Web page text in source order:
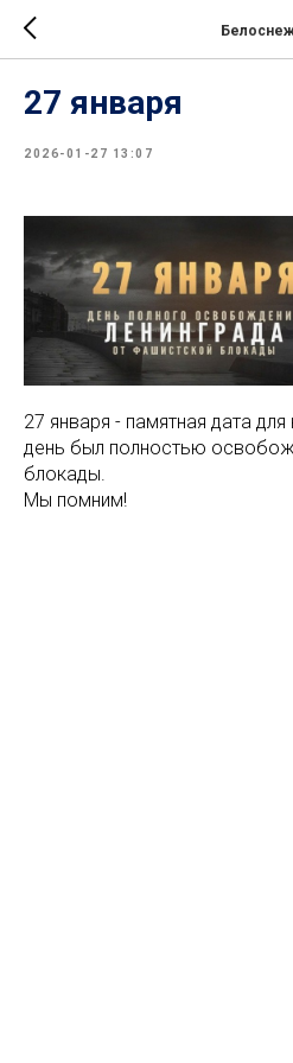
27 января
2026-01-27 13:07
27 января - памятная дата
день был полностью
блокады.
Мы помним!